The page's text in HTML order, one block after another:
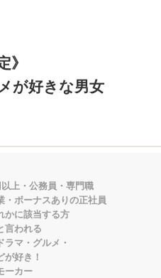
》
が好きな男女
上・公務員・専門職
スありの正社員
当する方
われる
・グルメ・
き！
カー